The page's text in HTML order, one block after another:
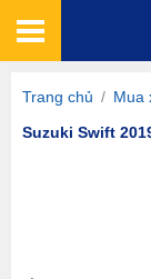
Trang chủ / Mua
Suzuki Swift